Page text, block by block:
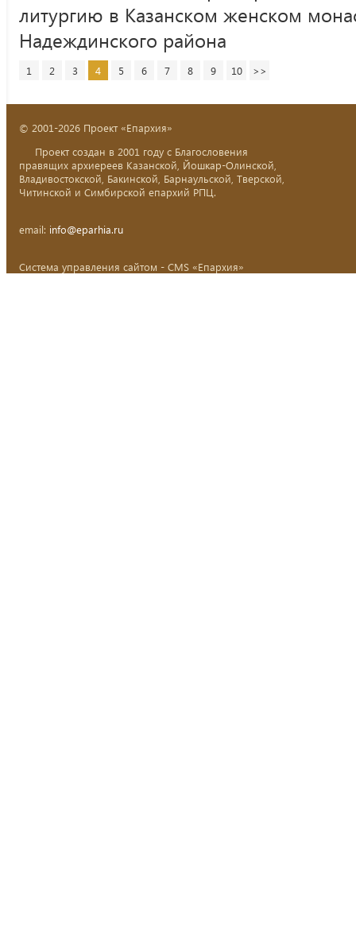
литургию в Казанском женском
Надеждинского района
1 2 3 4 5 6 7 8 9 10 >>
© 2001-2026 Проект «Епархия»
Проект создан в 2001 году с Благословения
правящих архиереев Казанской, Йошкар-Олинской,
Владивостокской, Бакинской, Барнаульской, Тверской,
Читинской и Симбирской епархий РПЦ.
email: info@eparhia.ru
Система управления сайтом - CMS «Епархия»